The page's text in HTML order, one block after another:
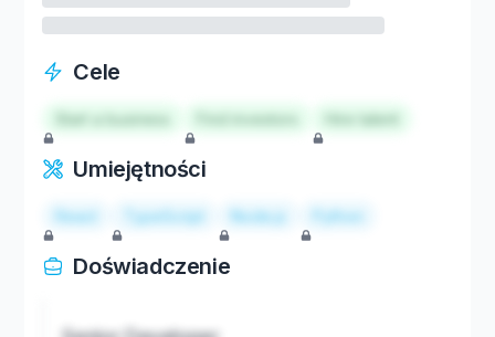
Cele
Start a business Hire talent
Umiejętności
React TypeScript Node.js Python
Doświadczenie